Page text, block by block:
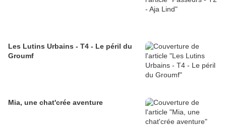
Les Lutins Urbains - T4 - Le péril du
Groumf
Mia, une chat'crée aventure